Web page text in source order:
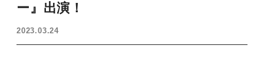
ー』出演！
2023.03.24